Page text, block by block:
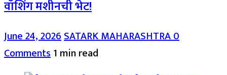
वॉशिंग मशीनची भेट!
June 24, 2026SATARK MAHARASHTRA0
Comments1 min read